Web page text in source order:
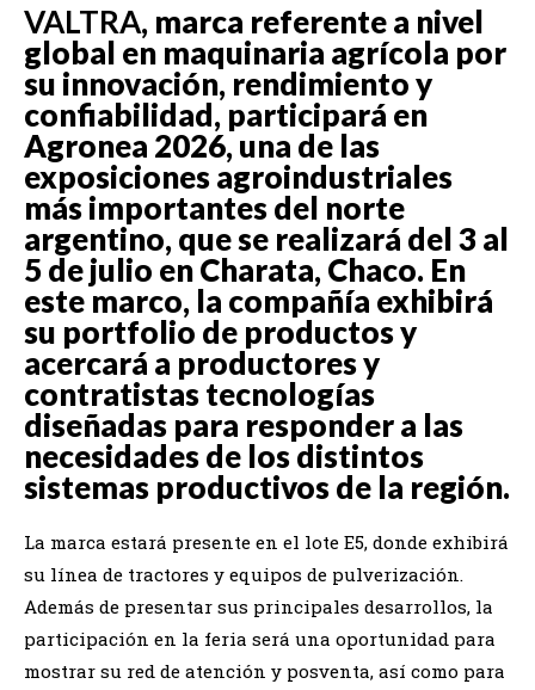
VALTRA, marca referente a nivel
global en maquinaria agrícola por
su innovación, rendimiento y
confiabilidad, participará en
Agronea 2026, una de las
exposiciones agroindustriales
más importantes del norte
argentino, que se realizará del 3 al
5 de julio en Charata, Chaco. En
este marco, la compañía exhibirá
su portfolio de productos y
acercará a productores y
contratistas tecnologías
diseñadas para responder a las
necesidades de los distintos
sistemas productivos de la región.
La marca estará presente en el lote E5, donde exhibirá
su línea de tractores y equipos de pulverización.
Además de presentar sus principales desarrollos, la
participación en la feria será una oportunidad para
mostrar su red de atención y posventa, así como para